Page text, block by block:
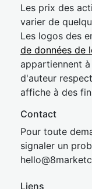
Les prix des
varier de
Les logos des
de données de
appartiennent
d'auteur
affiche à des
Contact
Pour toute
signaler un
hello@8market
Liens